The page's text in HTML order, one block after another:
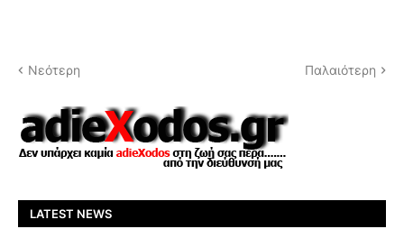
Νεότερη Παλαιότερη
LATEST NEWS